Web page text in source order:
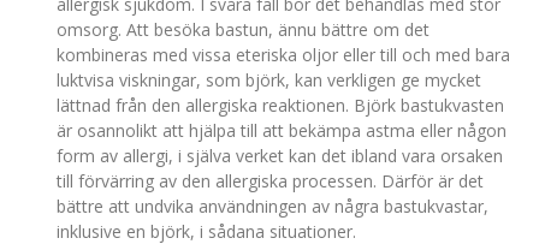
omsorg. Att besöka bastun, ännu bättre om det
kombineras med vissa eteriska oljor eller till och med bara
luktvisa viskningar, som björk, kan verkligen ge mycket
lättnad från den allergiska reaktionen. Björk bastukvasten
är osannolikt att hjälpa till att bekämpa astma eller någon
form av allergi, i själva verket kan det ibland vara orsaken
till förvärring av den allergiska processen. Därför är det
bättre att undvika användningen av några bastukvastar,
inklusive en björk, i sådana situationer.